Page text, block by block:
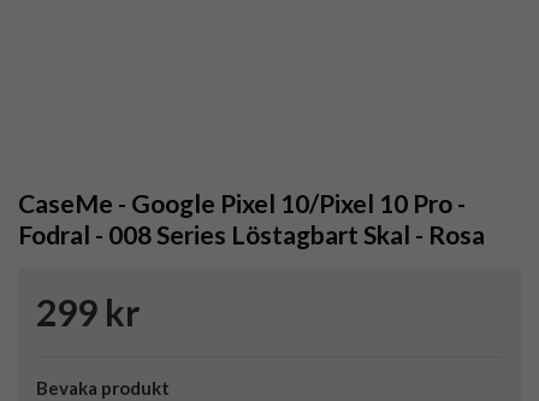
CaseMe - Google Pixel 10/Pixel 10 Pro -
Fodral - 008 Series Löstagbart Skal - Rosa
299 kr
Bevaka produkt